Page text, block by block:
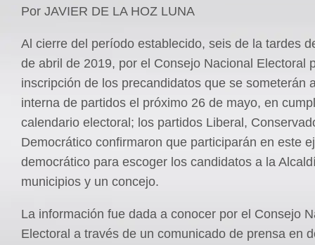
Por JAVIER DE LA HOZ LUNA
Al cierre del período establecido, seis de la tardes
de abril de 2019, por el Consejo Nacional Electoral
inscripción de los precandidatos que se someterán
interna de partidos el próximo 26 de mayo, en
calendario electoral; los partidos Liberal,
Democrático confirmaron que participarán en este
democrático para escoger los candidatos a la
municipios y un concejo.
La información fue dada a conocer por el Consejo
Electoral a través de un comunicado de prensa en